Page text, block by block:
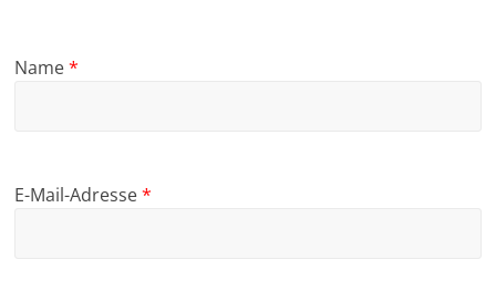
Name*
E-Mail-Adresse*